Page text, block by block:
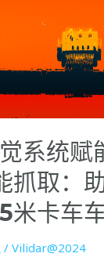
系统赋
抓取：
米卡车
/Vilidar@2024